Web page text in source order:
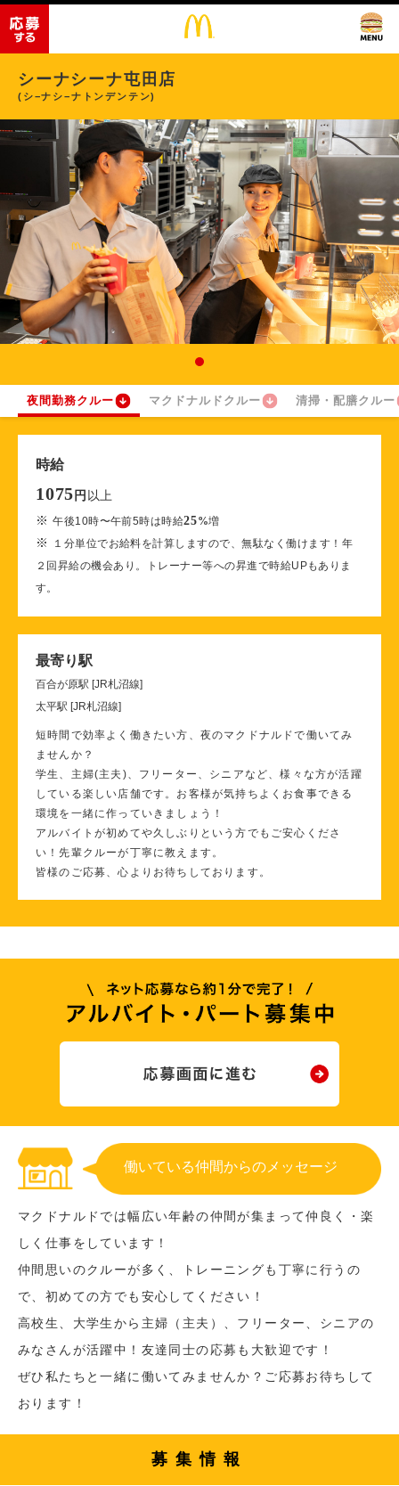
シーナシーナ屯田店
(シ−ナシ−ナトンデンテン)
夜間勤務クルー マクドナルドクルー 清掃・配膳クルー
時給
1075 円 以上
※午後10時〜午前5時は時給25%増
※
１分単位でお給料を計算しますので、無駄なく働けます！年
２回昇給の機会あり。トレーナー等への昇進で時給UPもありま
す。
最寄り駅
百合が原駅 [JR札沼線]
太平駅 [JR札沼線]
短時間で効率よく働きたい方、夜のマクドナルドで働いてみ
ませんか？
学生、主婦(主夫)、フリーター、シニアなど、様々な方が活躍
している楽しい店舗です。お客様が気持ちよくお食事できる
環境を一緒に作っていきましょう！
アルバイトが初めてや久しぶりという方でもご安心くださ
い！先輩クルーが丁寧に教えます。
皆様のご応募、心よりお待ちしております。
働いている仲間からのメッセージ
マクドナルドでは幅広い年齢の仲間が集まって仲良く・楽
しく仕事をしています！
仲間思いのクルーが多く、トレーニングも丁寧に行うの
で、初めての方でも安心してください！
高校生、大学生から主婦（主夫）、フリーター、シニアの
みなさんが活躍中！友達同士の応募も大歓迎です！
ぜひ私たちと一緒に働いてみませんか？ご応募お待ちして
おります！
募集情報